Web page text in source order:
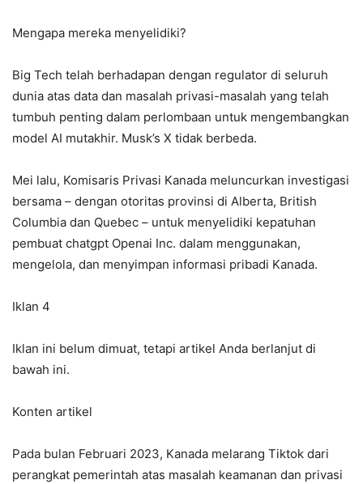
Mengapa mereka menyelidiki?
Big Tech telah berhadapan dengan regulator di seluruh
dunia atas data dan masalah privasi-masalah yang telah
tumbuh penting dalam perlombaan untuk mengembangkan
model AI mutakhir. Musk’s X tidak berbeda.
Mei lalu, Komisaris Privasi Kanada meluncurkan investigasi
bersama – dengan otoritas provinsi di Alberta, British
Columbia dan Quebec – untuk menyelidiki kepatuhan
pembuat chatgpt Openai Inc. dalam menggunakan,
mengelola, dan menyimpan informasi pribadi Kanada.
Iklan 4
Iklan ini belum dimuat, tetapi artikel Anda berlanjut di
bawah ini.
Konten artikel
Pada bulan Februari 2023, Kanada melarang Tiktok dari
perangkat pemerintah atas masalah keamanan dan privasi